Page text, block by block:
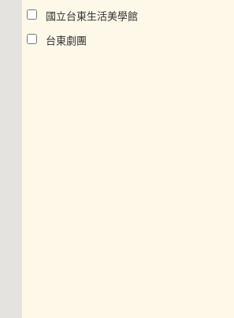
國立台東生活美學館
台東劇團